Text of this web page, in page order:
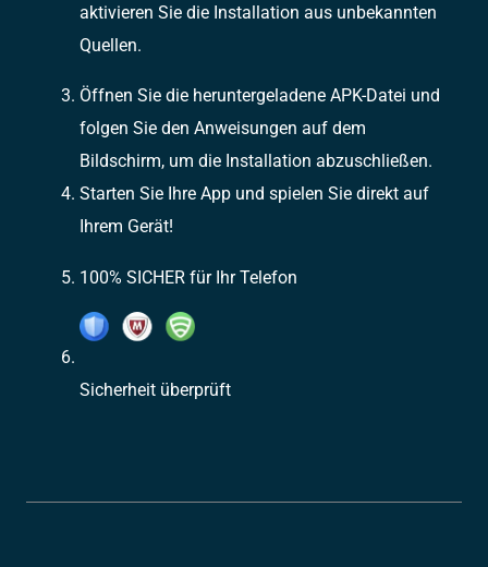
aktivieren Sie die Installation aus unbekannten
Quellen.
Öffnen Sie die heruntergeladene APK-Datei und
folgen Sie den Anweisungen auf dem
Bildschirm, um die Installation abzuschließen.
Starten Sie Ihre App und spielen Sie direkt auf
Ihrem Gerät!
100% SICHER für Ihr Telefon
Sicherheit überprüft